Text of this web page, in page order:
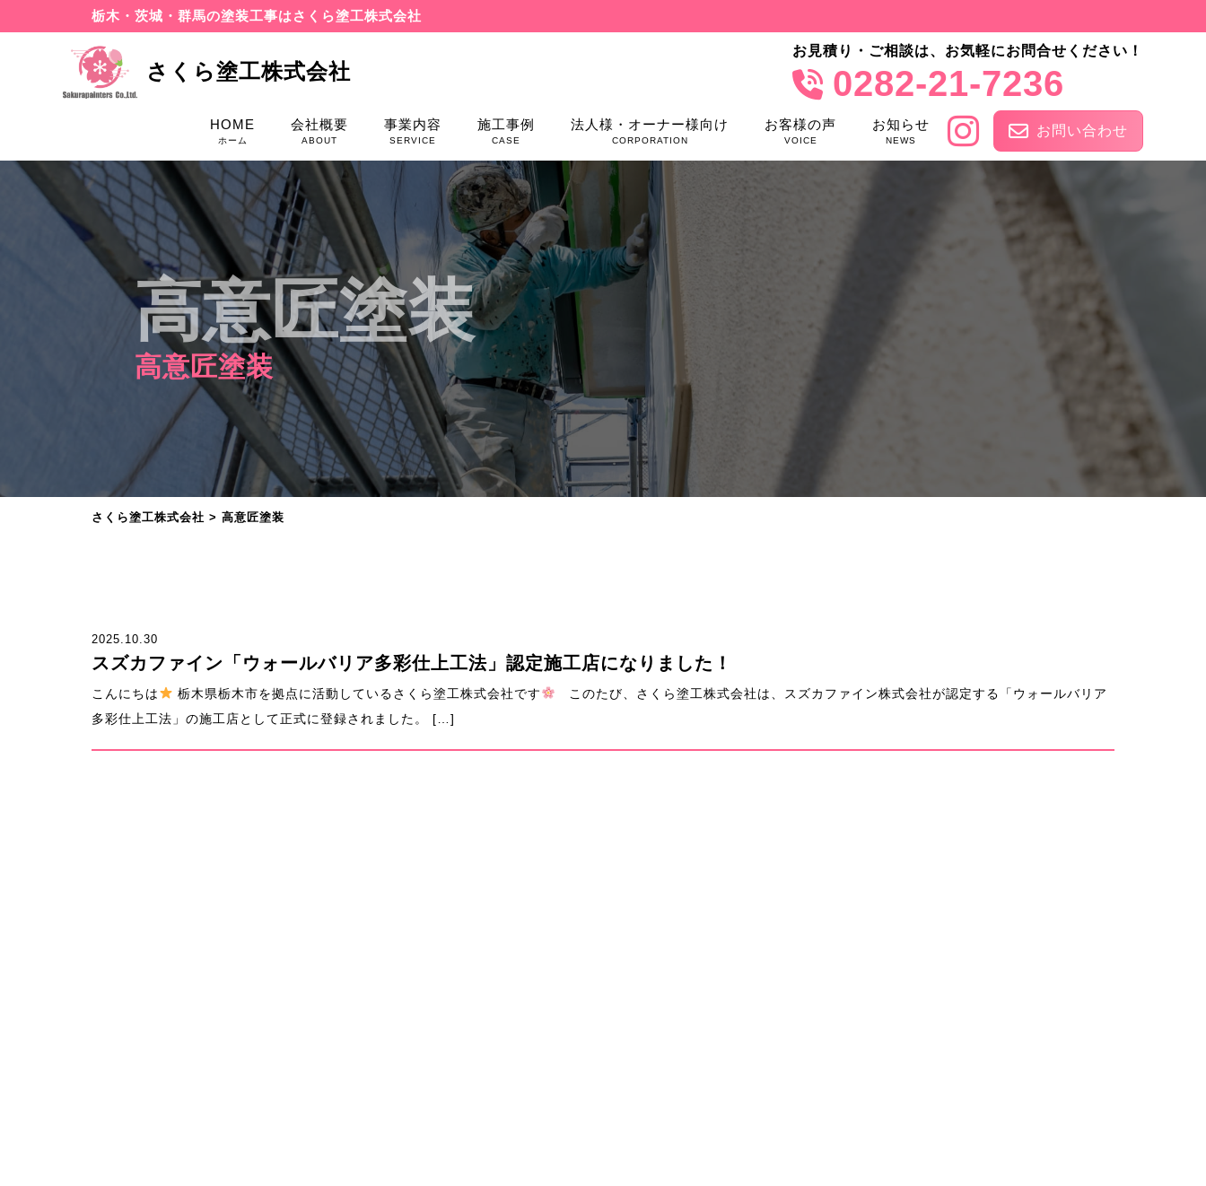
栃木・茨城・群馬の塗装工事はさくら塗工株式会社
さくら塗工株式会社
お見積り・ご相談は、お気軽にお問合せください！
0282-21-7236
HOME
ホーム
会社概要
ABOUT
事業内容
SERVICE
施工事例
CASE
法人様・オーナー様向け
CORPORATION
お客様の声
VOICE
お知らせ
NEWS
お問い合わせ
高意匠塗装
高意匠塗装
さくら塗工株式会社 > 高意匠塗装
2025.10.30
スズカファイン「ウォールバリア多彩仕上工法」認定施工店になりました！
こんにちは 栃木県栃木市を拠点に活動しているさくら塗工株式会社です
このたび、さくら塗工株式会社は、スズカファイン株式会社が認定する「ウォールバリア
多彩仕上工法」の施工店として正式に登録されました。 […]